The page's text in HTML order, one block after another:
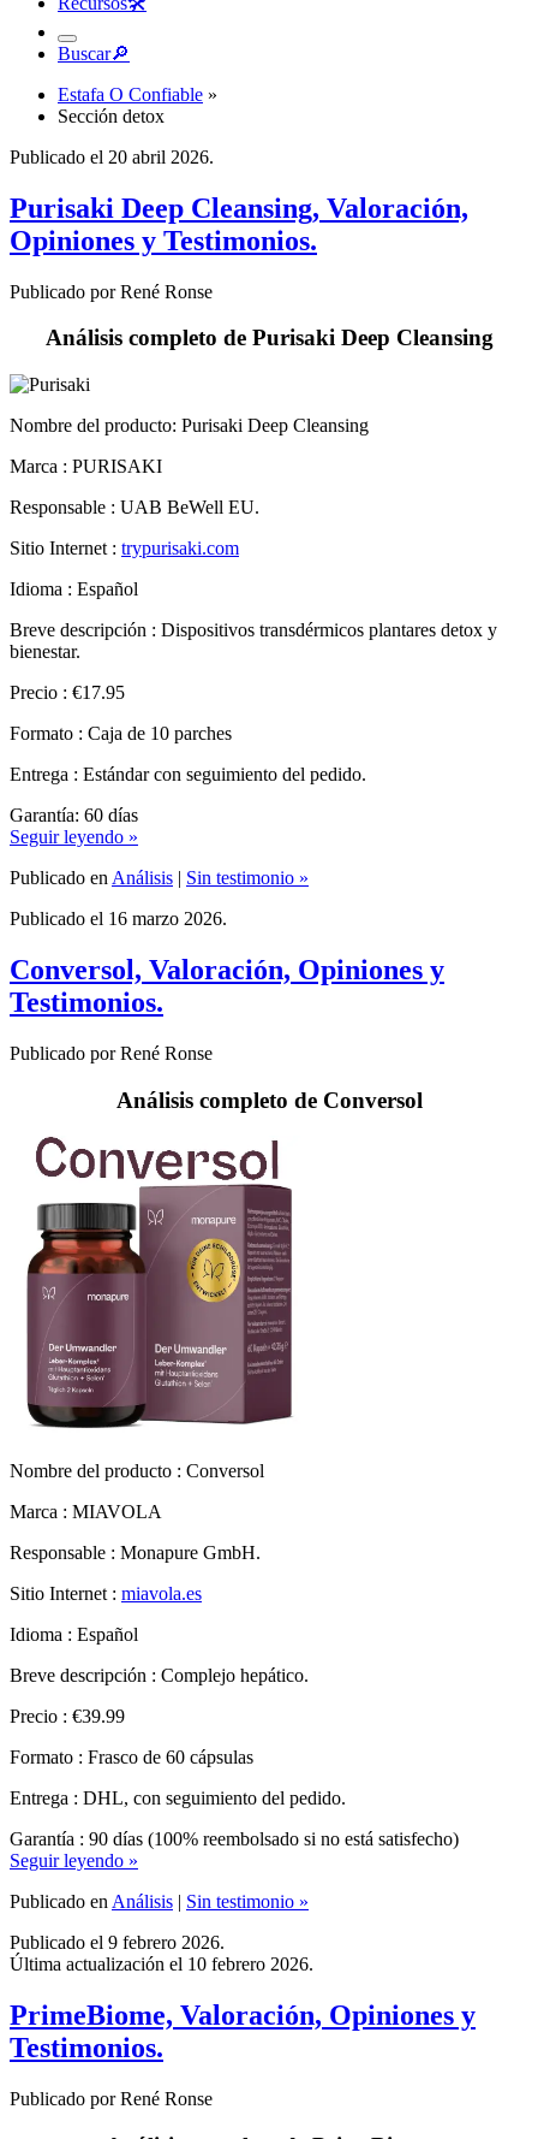
Buscar🔎︎
Estafa O Confiable
Publicado el 20 abril 2026.
Purisaki Deep Cleansing, Valoración,
Opiniones y Testimonios.
Publicado por René Ronse
Análisis completo de Purisaki Deep Cleansing
Nombre del producto:
Marca : PURISAKI
Responsable : UAB BeWell EU.
Sitio Internet :trypurisaki.com
Idioma : Español
Breve descripción : Dispositivos transdérmicos plantares detox y
Precio : €17.95
Formato : Caja de 10 parches
Entrega : Estándar con seguimiento del pedido.
Garantía: 60 días
Publicado enAnálisis
Publicado el 16 marzo 2026.
Conversol, Valoración, Opiniones y
Testimonios.
Publicado por René Ronse
Análisis completo de Conversol
Nombre del producto :
Conversol
Marca : MIAVOLA
Responsable : Monapure GmbH.
Sitio Internet :miavola.es
Idioma : Español
Breve descripción : Complejo hepático.
Precio : €39.99
Formato : Frasco de 60 cápsulas
Entrega : DHL, con seguimiento del pedido.
Garantía : 90 días (100% reembolsado si no está satisfecho)
Publicado enAnálisis
Publicado el 9 febrero 2026.
PrimeBiome, Valoración, Opiniones y
Testimonios.
Publicado por René Ronse
Análisis completo de PrimeBiome